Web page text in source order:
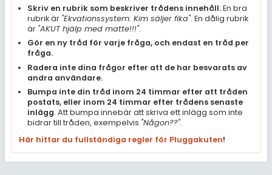
Skriv en rubrik som beskriver trådens innehåll.En bra
rubrik är "Ekvationssystem: Kim säljer fika". En dålig rubrik
är "AKUT hjälp med matte!!!".
Gör en ny tråd för varje fråga, och endast en tråd per
fråga.
Radera inte dina frågor efter att de har besvarats av
andra användare.
Bumpa inte din tråd inom 24 timmar efter att tråden
postats, eller inom 24 timmar efter trådens senaste
inlägg. Att bumpa innebär att skriva ett inlägg som inte
bidrar till tråden, exempelvis "Någon??".
Här hittar du fullständiga regler för Pluggakuten!
Livehjälpen
Regler
För lärare
9 inloggade
Om Pluggakuten